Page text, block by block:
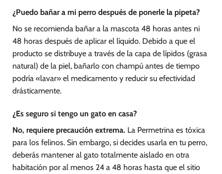
¿Puedo bañar a mi perro después de ponerle la pipeta?
No se recomienda bañar a la mascota 48 horas antes ni
48 horas después de aplicar el líquido. Debido a que el
producto se distribuye a través de la capa de lípidos (grasa
natural) de la piel, bañarlo con champú antes de tiempo
podría «lavar» el medicamento y reducir su efectividad
drásticamente.
¿Es seguro si tengo un gato en casa?
No, requiere precaución extrema. La Permetrina es tóxica
para los felinos. Sin embargo, si decides usarla en tu perro,
deberás mantener al gato totalmente aislado en otra
habitación por al menos 24 a 48 horas hasta que el sitio